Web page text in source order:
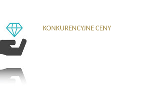
KONKURENCYJNE CENY